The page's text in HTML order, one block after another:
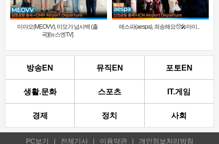
미야오(MEOVV), 미모가 넘사벽 (출
국)[뉴스엔TV]
에스파(aespa), 죄송해요🥺🎤마이..
방송EN 뮤직EN 포토EN
생활.문화 스포츠 IT.게임
경제 정치 사회
PC보기 | 전체기사 | 이용약관 | 개인정보처리방침